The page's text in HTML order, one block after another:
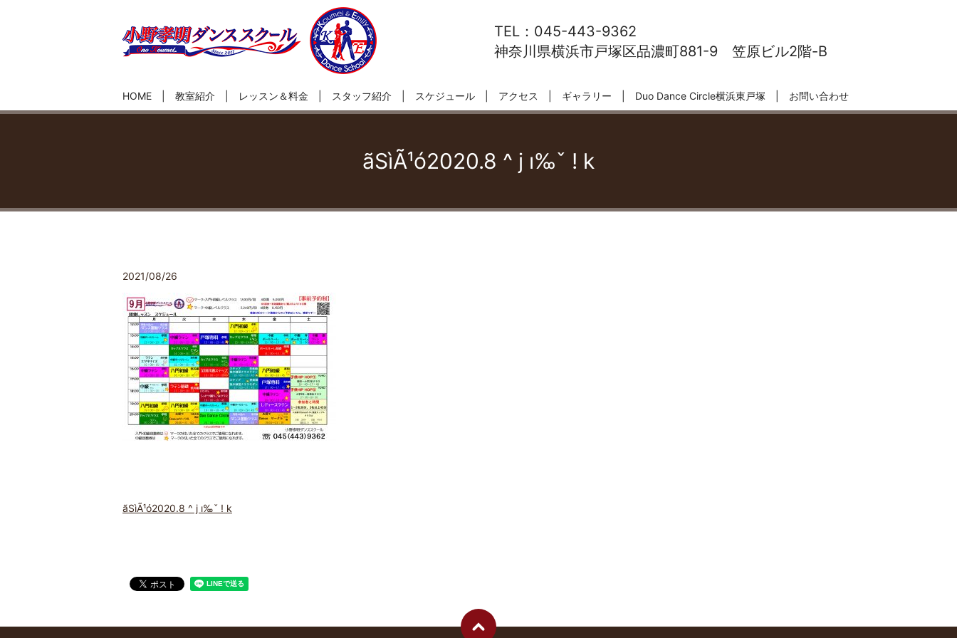
TEL：045-443-9362
神奈川県横浜市戸塚区品濃町881-9 笠原ビル2階-B
HOME 教室紹介 レッスン＆料金 スタッフ紹介 スケジュール アクセス ギャラリー Duo Dance Circle横浜東戸塚 お問い合わせ
ãSìÃ¹ó2020.8 ^ j ı‰ˇ ! k
2021/08/26
ãSìÃ¹ó2020.8 ^ j ı‰ˇ ! k